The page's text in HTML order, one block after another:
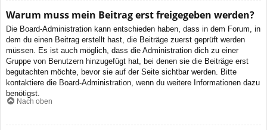
Warum muss mein Beitrag erst freigegeben werden?
Die Board-Administration kann entschieden haben, dass in dem Forum, in
dem du einen Beitrag erstellt hast, die Beiträge zuerst geprüft werden
müssen. Es ist auch möglich, dass die Administration dich zu einer
Gruppe von Benutzern hinzugefügt hat, bei denen sie die Beiträge erst
begutachten möchte, bevor sie auf der Seite sichtbar werden. Bitte
kontaktiere die Board-Administration, wenn du weitere Informationen dazu
benötigst.
Nach oben